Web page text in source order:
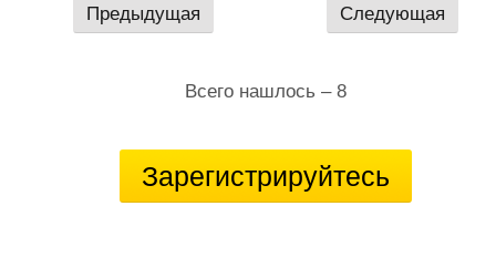
Предыдущая Следующая
Всего нашлось – 8
Зарегистрируйтесь